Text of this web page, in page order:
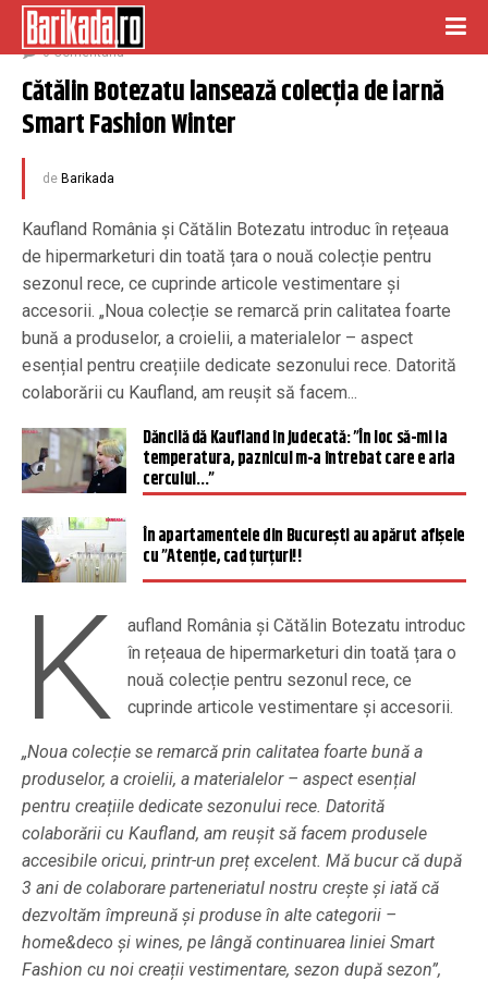
noiembrie 14, 2019
0 Comentariu
Cătălin Botezatu lansează colecția de iarnă
Smart Fashion Winter
de Barikada
Kaufland România și Cătălin Botezatu introduc în rețeaua
de hipermarketuri din toată țara o nouă colecție pentru
sezonul rece, ce cuprinde articole vestimentare și
accesorii. „Noua colecție se remarcă prin calitatea foarte
bună a produselor, a croielii, a materialelor – aspect
esențial pentru creațiile dedicate sezonului rece. Datorită
colaborării cu Kaufland, am reușit să facem...
Dăncilă dă Kaufland în judecată: ”În loc să-mi ia
temperatura, paznicul m-a întrebat care e aria
cercului…”
În apartamentele din București au apărut afișele
cu ”Atenție, cad țurțuri!!
K
aufland România și Cătălin Botezatu introduc
în rețeaua de hipermarketuri din toată țara o
nouă colecție pentru sezonul rece, ce
cuprinde articole vestimentare și accesorii.
„Noua colecție se remarcă prin calitatea foarte bună a
produselor, a croielii, a materialelor – aspect esențial
pentru creațiile dedicate sezonului rece. Datorită
colaborării cu Kaufland, am reușit să facem produsele
accesibile oricui, printr-un preț excelent. Mă bucur că după
3 ani de colaborare parteneriatul nostru crește și iată că
dezvoltăm împreună și produse în alte categorii –
home&deco și wines, pe lângă continuarea liniei Smart
Fashion cu noi creații vestimentare, sezon după sezon”,